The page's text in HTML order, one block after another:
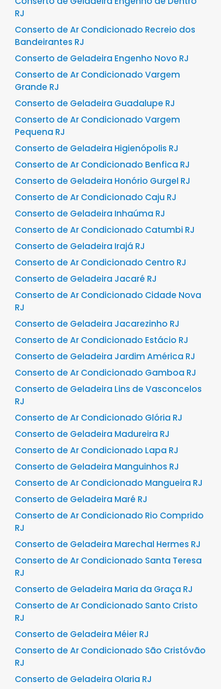
RJ
Conserto de Ar Condicionado Recreio dos
Bandeirantes RJ
Conserto de Geladeira Engenho Novo RJ
Conserto de Ar Condicionado Vargem
Grande RJ
Conserto de Geladeira Guadalupe RJ
Conserto de Ar Condicionado Vargem
Pequena RJ
Conserto de Geladeira Higienópolis RJ
Conserto de Ar Condicionado Benfica RJ
Conserto de Geladeira Honório Gurgel RJ
Conserto de Ar Condicionado Caju RJ
Conserto de Geladeira Inhaúma RJ
Conserto de Ar Condicionado Catumbi RJ
Conserto de Geladeira Irajá RJ
Conserto de Ar Condicionado Centro RJ
Conserto de Geladeira Jacaré RJ
Conserto de Ar Condicionado Cidade Nova
RJ
Conserto de Geladeira Jacarezinho RJ
Conserto de Ar Condicionado Estácio RJ
Conserto de Geladeira Jardim América RJ
Conserto de Ar Condicionado Gamboa RJ
Conserto de Geladeira Lins de Vasconcelos
RJ
Conserto de Ar Condicionado Glória RJ
Conserto de Geladeira Madureira RJ
Conserto de Ar Condicionado Lapa RJ
Conserto de Geladeira Manguinhos RJ
Conserto de Ar Condicionado Mangueira RJ
Conserto de Geladeira Maré RJ
Conserto de Ar Condicionado Rio Comprido
RJ
Conserto de Geladeira Marechal Hermes RJ
Conserto de Ar Condicionado Santa Teresa
RJ
Conserto de Geladeira Maria da Graça RJ
Conserto de Ar Condicionado Santo Cristo
RJ
Conserto de Geladeira Méier RJ
Conserto de Ar Condicionado São Cristóvão
RJ
Conserto de Geladeira Olaria RJ